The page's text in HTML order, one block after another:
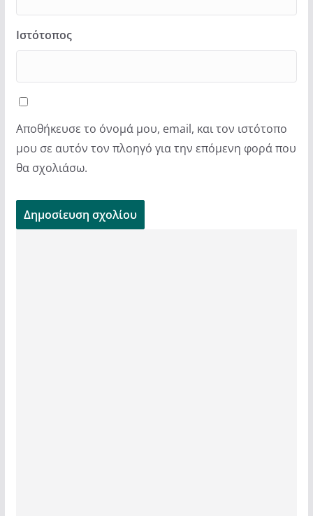
Ιστότοπος
Αποθήκευσε το όνομά μου, email, και τον ιστότοπο
μου σε αυτόν τον πλοηγό για την επόμενη φορά που
θα σχολιάσω.